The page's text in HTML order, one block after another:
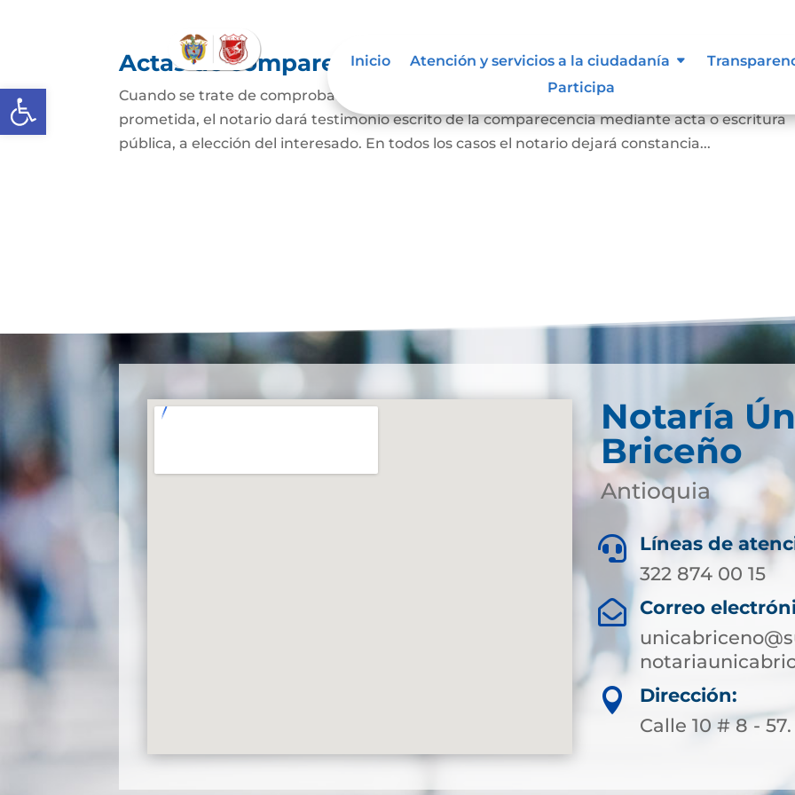
Abrir barra de herramientas
Inicio Atención y servicios a la ciudadanía
Participa
Actas de comparecencia para otorgar escritura pública
Cuando se trate de comprobar que una persona concurrió a la notaría a otorgar una escritura
prometida, el notario dará testimonio escrito de la comparecencia mediante acta o escritura
pública, a elección del interesado. En todos los casos el notario dejará constancia...
Notaría
Briceño
Antioquia

Líneas de
322 874 00 15

Correo

Dirección:
Calle 10 # 8 -